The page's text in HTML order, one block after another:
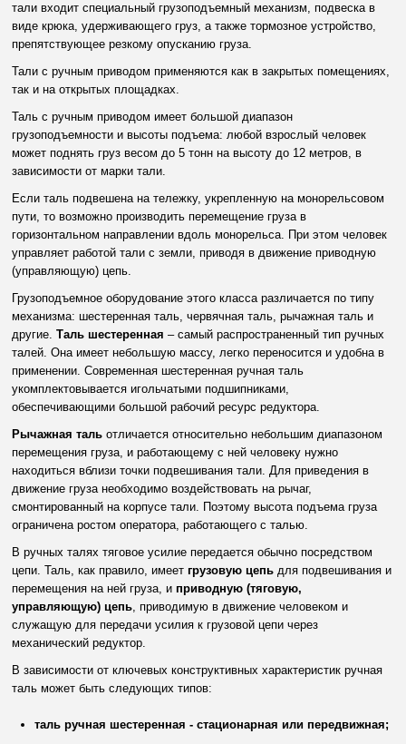
тали входит специальный грузоподъемный механизм, подвеска в
виде крюка, удерживающего груз, а также тормозное устройство,
препятствующее резкому опусканию груза.
Тали с ручным приводом применяются как в закрытых помещениях,
так и на открытых площадках.
Таль с ручным приводом имеет большой диапазон
грузоподъемности и высоты подъема: любой взрослый человек
может поднять груз весом до 5 тонн на высоту до 12 метров, в
зависимости от марки тали.
Если таль подвешена на тележку, укрепленную на монорельсовом
пути, то возможно производить перемещение груза в
горизонтальном направлении вдоль монорельса. При этом человек
управляет работой тали с земли, приводя в движение приводную
(управляющую) цепь.
Грузоподъемное оборудование этого класса различается по типу
механизма: шестеренная таль, червячная таль, рычажная таль и
другие.Таль шестеренная – самый распространенный тип ручных
талей. Она имеет небольшую массу, легко переносится и удобна в
применении. Современная шестеренная ручная таль
укомплектовывается игольчатыми подшипниками,
обеспечивающими большой рабочий ресурс редуктора.
Рычажная таль отличается относительно небольшим диапазоном
перемещения груза, и работающему с ней человеку нужно
находиться вблизи точки подвешивания тали. Для приведения в
движение груза необходимо воздействовать на рычаг,
смонтированный на корпусе тали. Поэтому высота подъема груза
ограничена ростом оператора, работающего с талью.
В ручных талях тяговое усилие передается обычно посредством
цепи. Таль, как правило, имеет грузовую цепь для подвешивания и
перемещения на ней груза, и приводную (тяговую,
управляющую) цепь, приводимую в движение человеком и
служащую для передачи усилия к грузовой цепи через
механический редуктор.
В зависимости от ключевых конструктивных характеристик ручная
таль может быть следующих типов:
таль ручная шестеренная - стационарная или передвижная;